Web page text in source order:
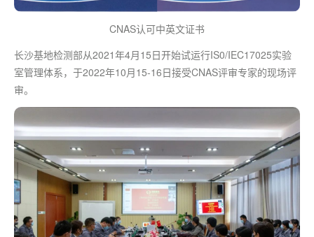
CNAS认可中英文证书
长沙基地检测部从2021年4月15日开始试运行IS0/IEC17025实验
室管理体系，于2022年10月15-16日接受CNAS评审专家的现场评
审。